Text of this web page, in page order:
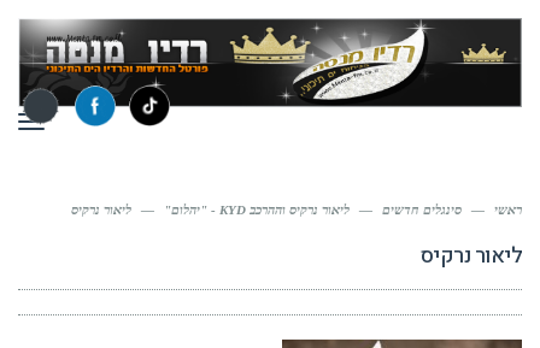
ראשי — סינגלים חדשים — ליאור נרקיס וההרכב KYD - "יהלום" — ליאור נרקיס
ליאור נרקיס